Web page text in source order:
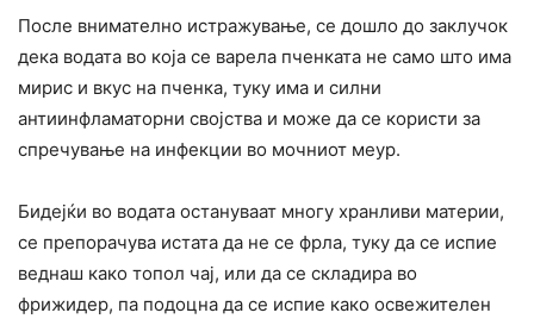
После внимателно истражување, се дошло до заклучок
дека водата во која се варела пченката не само што има
мирис и вкус на пченка, туку има и силни
антиинфламаторни својства и може да се користи за
спречување на инфекции во мочниот меур.
Бидејќи во водата остануваат многу хранливи материи,
се препорачува истата да не се фрла, туку да се испие
веднаш како топол чај, или да се складира во
фрижидер, па подоцна да се испие како освежителен